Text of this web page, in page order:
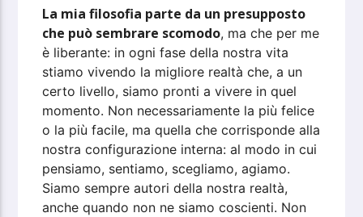
La mia filosofia parte da un presupposto
che può sembrare scomodo, ma che per me
è liberante: in ogni fase della nostra vita
stiamo vivendo la migliore realtà che, a un
certo livello, siamo pronti a vivere in quel
momento. Non necessariamente la più felice
o la più facile, ma quella che corrisponde alla
nostra configurazione interna: al modo in cui
pensiamo, sentiamo, scegliamo, agiamo.
Siamo sempre autori della nostra realtà,
anche quando non ne siamo coscienti. Non